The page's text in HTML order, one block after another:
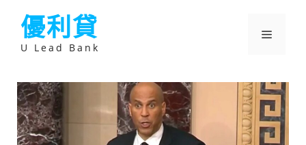
優利貸
U Lead Bank
選